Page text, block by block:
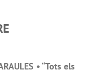
• “Tots els